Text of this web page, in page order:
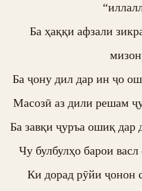
Ба ҳаққи афзали
Ба ҷону дил дар ин ҷо
Масозӣ аз дили решам
Ба завқи ҷуръа ошиқ дар
Чу булбулҳо барои
Ки дорад рӯйи ҷонон